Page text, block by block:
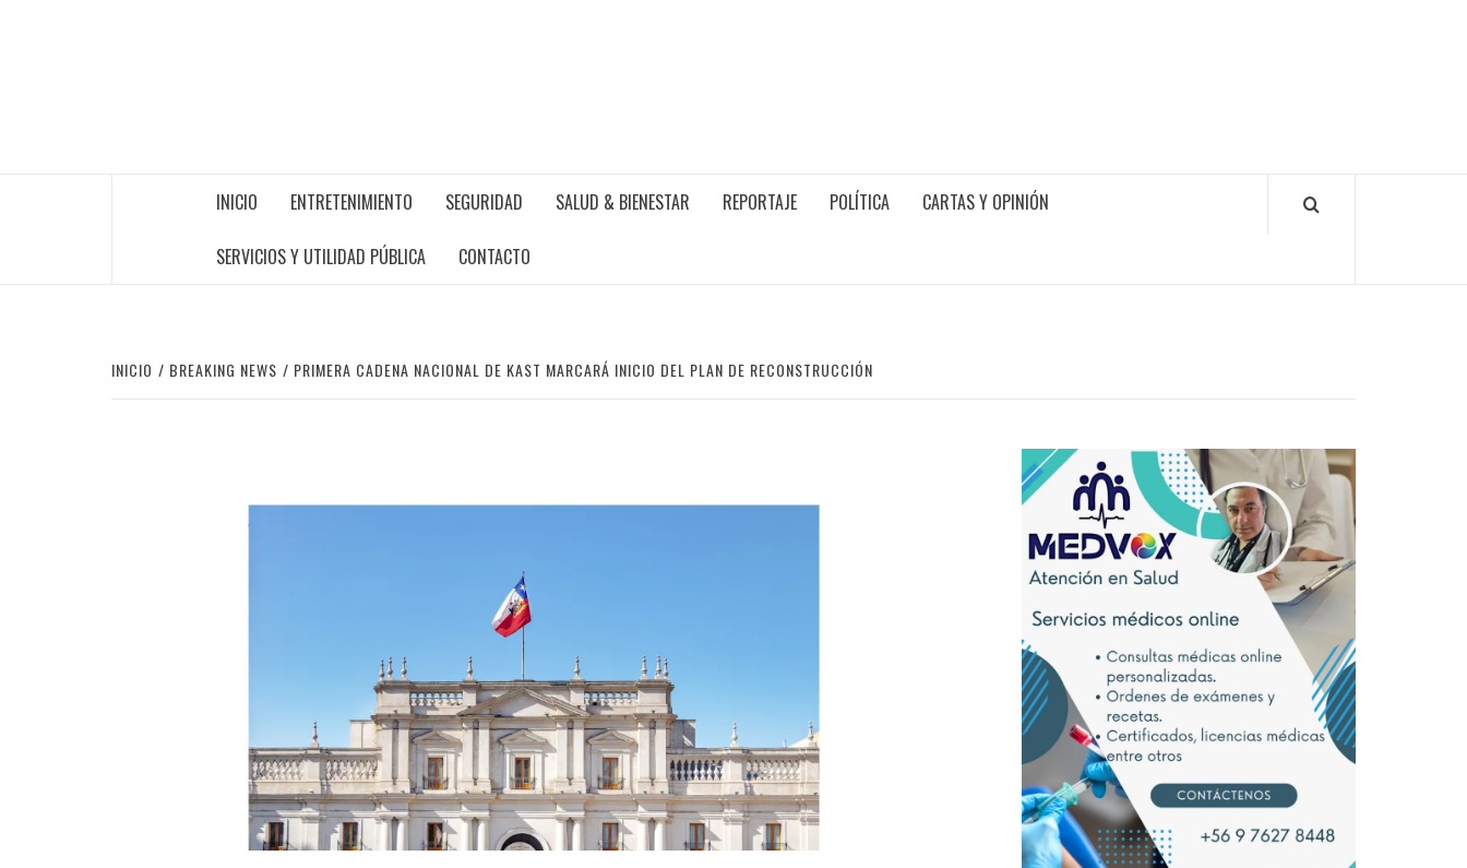
INICIO ENTRETENIMIENTO SEGURIDAD SALUD & BIENESTAR REPORTAJE POLÍTICA CARTAS Y OPINIÓN
SERVICIOS Y UTILIDAD PÚBLICA CONTACTO
INICIO BREAKING NEWS PRIMERA CADENA NACIONAL DE KAST MARCARÁ INICIO DEL PLAN DE RECONSTRUCCIÓN